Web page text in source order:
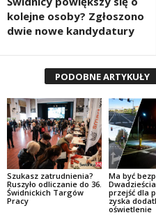
kolejne osoby? Zgłoszono
dwie nowe kandydatury
PODOBNE ARTYKUŁY
Szukasz zatrudnienia?
Ruszyło odliczanie do 36.
Świdnickich Targów
Pracy
Ma być
przejść dla
zyska
oświetlenie